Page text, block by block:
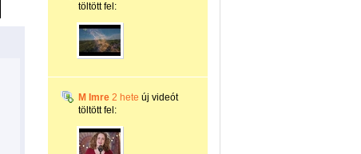
töltött fel:
M Imre 2 hete új videót
töltött fel: